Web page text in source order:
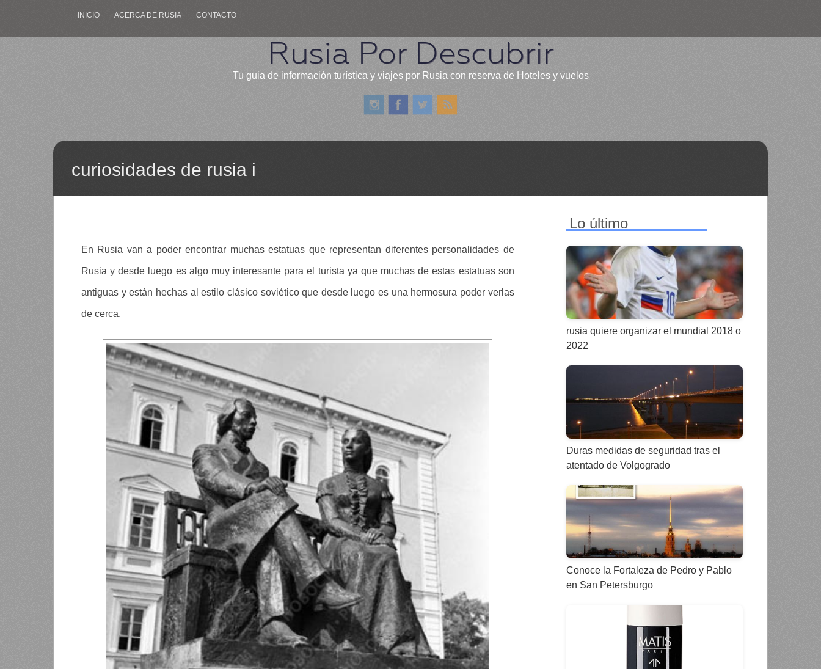
INICIO ACERCA DE RUSIA CONTACTO
Rusia Por Descubrir
Tu guia de información turística y viajes por Rusia con reserva de Hoteles y vuelos
curiosidades de rusia i
En Rusia van a poder encontrar muchas estatuas que representan diferentes personalidades de
Rusia y desde luego es algo muy interesante para el turista ya que muchas de estas estatuas son
antiguas y están hechas al estilo clásico soviético que desde luego es una hermosura poder verlas
de cerca.
Lo último
rusia quiere organizar el mundial 2018 o
2022
Duras medidas de seguridad tras el
atentado de Volgogrado
Conoce la Fortaleza de Pedro y Pablo
en San Petersburgo